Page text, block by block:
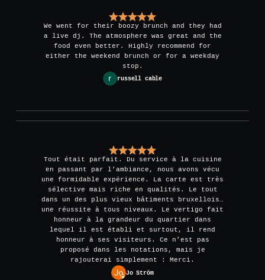
We went for their boozy brunch and they had
a live dj. The atmosphere was great and the
food even better. Highly recommend for
either the weekend brunch or for a weekday
stop.
russell cable
Tout était parfait. Du service à la cuisine
en passant par l’ambiance, nous avons vécu
une formidable expérience. La carte est très
sélective mais riche en qualités. Le tout
dans un des plus vieux bâtiments bruxellois…
une réussite à tous niveaux. Le vertigo fait
honneur à la grandeur du quartier dans
lequel il est établi et surtout, il rend
honneur à ses visiteurs. Ce n’est pas
proposé dans les notations, mais je
rajouterai simplement : Merci.
Jo Ström